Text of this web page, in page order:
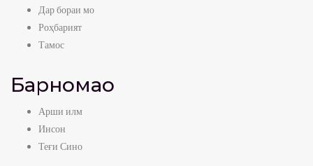
Дар бораи мо
Роҳбарият
Тамос
Барномаҳо
Арши илм
Инсон
Теғи Сино